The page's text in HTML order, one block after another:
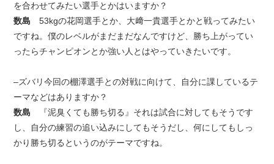
を合わせてみたい選手とかはいますか？
数島 53kgの花岡選手とか、大﨑一貴選手とかと戦ってみたい
ですね。僕のレベルがまだまだなんですけど、勝ち上がってい
ったらチャンピオンとか強い人とはやっていきたいです。
–ズバリ今回の棚澤選手との対戦に向けて、自分に課しているテ
ーマなどはありますか？
数島 『泥臭くても勝ち切る』それは試合に対してもそうです
し、自分の練習の追い込みにしてもそうだし、何にしてもしっ
かり勝ち切るというのがテーマですね。